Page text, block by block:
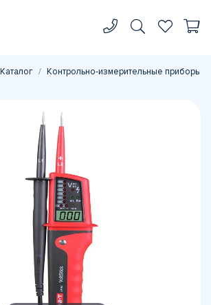
Каталог Контрольно-измерительные приборы